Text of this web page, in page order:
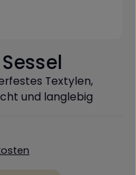
Textylen,
und langlebig